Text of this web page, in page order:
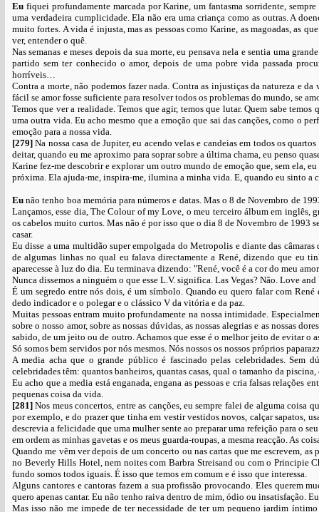
Eu fiquei profundamente marcada por Karine, um fantasma sorridente,
uma verdadeira cumplicidade. Ela não era uma criança como as outras. A
muito fortes. A vida é injusta, mas as pessoas como Karine, as magoadas, as
ver, entender o quê.
Nas semanas e meses depois da sua morte, eu pensava nela e sentia uma
partido sem ter conhecido o amor, depois de uma pobre vida passada
horríveis…
Contra a morte, não podemos fazer nada. Contra as injustiças da natureza e
fácil se amor fosse suficiente para resolver todos os problemas do mundo, se
Temos que ver a realidade. Temos que agir, temos que lutar. Quem sabe
uma outra vida. Eu acho mesmo que a emoção que sai das canções, como o
emoção para a nossa vida.
[279]Na nossa casa de Jupiter, eu acendo velas e candeias em todos os
deitar, quando eu me aproximo para soprar sobre a última chama, eu penso
Karine fez-me descobrir e explorar um outro mundo de emoção que, sem ela,
próxima. Ela ajuda-me, inspira-me, ilumina a minha vida. E, quando eu sinto a
Eu não tenho boa memória para números e datas. Mas o 8 de Novembro de
Lançamos, esse dia, The Colour of my Love, o meu terceiro álbum em inglês,
os cabelos muito curtos. Mas não é por isso que o dia 8 de Novembro de
casar.
Eu disse a uma multidão super empolgada do Metropolis e diante das
de algumas linhas no qual eu falava directamente a René, dizendo que eu
aparecesse à luz do dia. Eu terminava dizendo: "René, você é a cor do meu
Nunca dissemos a ninguém o que esse L.V. significa. Las Vegas? Não. Love
É um segredo entre nós dois, é um símbolo. Quando eu quero falar com
dedo indicador e o polegar e o clássico V da vitória e da paz.
Muitas pessoas entram muito profundamente na nossa intimidade.
sobre o nosso amor, sobre as nossas dúvidas, as nossas alegrias e as nossas
sabido, de um jeito ou de outro. Achamos que esse é o melhor jeito de evitar o
Só somos bem servidos por nós mesmos. Nós nossos os nossos próprios
A media acha que o grande público é fascinado pelas celebridades. Sem
celebridades têm: quantos banheiros, quantas casas, qual o tamanho da
Eu acho que a media está enganada, engana as pessoas e cria falsas relações
pequenas coisa da vida.
[281]Nos meus concertos, entre as canções, eu sempre falei de alguma coisa
por exemplo, e do prazer que tinha em vestir vestidos novos, calçar sapatos,
descrevia a felicidade que uma mulher sente ao preparar uma refeição para o
em ordem as minhas gavetas e os meus guarda-roupas, a mesma reacção. As
Quando me vêm ver depois de um concerto ou nas cartas que me escrevem,
no Beverly Hills Hotel, nem noites com Barbra Streisand ou com o Principie
fundo somos todos iguais. É isso que temos em comum e é isso que interessa.
Alguns cantores e cantoras fazem a sua profissão provocando. Eles querem
quero apenas cantar. Eu não tenho raiva dentro de mim, ódio ou insatisfação.
Mas isso não me impede de ter necessidade de ter um pequeno jardim